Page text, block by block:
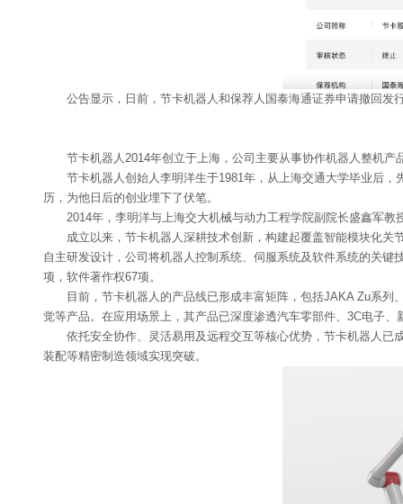
公告显示，日前，节卡机器人和保荐人国泰海通证券申请撤回
节卡机器人2014年创立于上海，公司主要从事协作机器人整机
节卡机器人创始人李明洋生于1981年，从上海交通大学毕业后
历，为他日后的创业埋下了伏笔。
2014年，李明洋与上海交大机械与动力工程学院副院长盛鑫军
成立以来，节卡机器人深耕技术创新，构建起覆盖智能模块化
自主研发设计，公司将机器人控制系统、伺服系统及软件系统的关
项，软件著作权67项。
目前，节卡机器人的产品线已形成丰富矩阵，包括JAKA Zu系
觉等产品。在应用场景上，其产品已深度渗透汽车零部件、3C电子
依托安全协作、灵活易用及远程交互等核心优势，节卡机器人已
装配等精密制造领域实现突破。